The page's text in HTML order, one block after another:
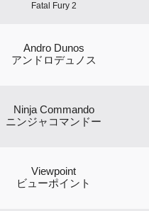
Fatal Fury 2
Andro Dunos
アンドロデュノス
Ninja Commando
ニンジャコマンドー
Viewpoint
ビューポイント